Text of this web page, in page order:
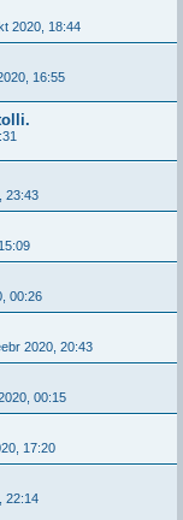
2020, 18:44
16:55
23:43
00:26
2020, 20:43
00:15
17:20
22:14